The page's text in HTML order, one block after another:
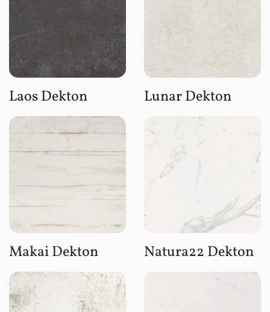
Laos Dekton Lunar Dekton
Makai Dekton Natura22 Dekton